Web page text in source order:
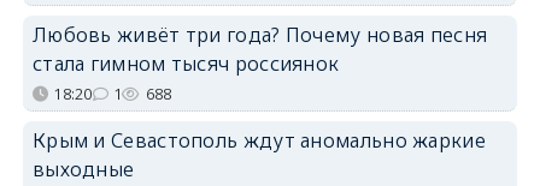
Любовь живёт три года? Почему новая песня
стала гимном тысяч россиянок
18:20 1 688
Крым и Севастополь ждут аномально жаркие
выходные